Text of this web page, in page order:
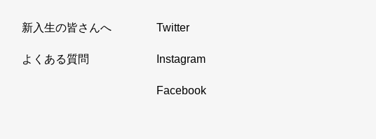
新入生の皆さんへ
よくある質問
Twitter
Instagram
Facebook